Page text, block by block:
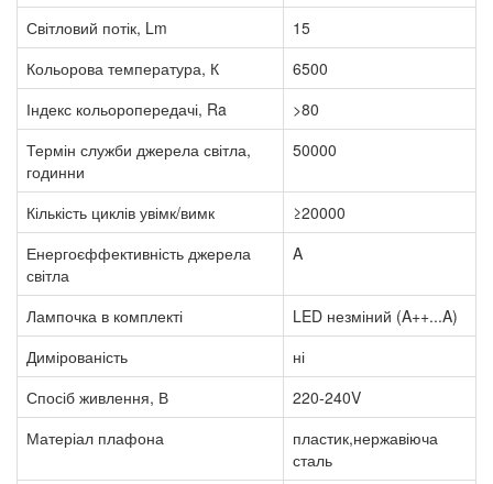
Світловий потік, Lm
15
Кольорова температура, К
6500
Індекс кольоропередачі, Ra
>80
Термін служби джерела світла,
годинни
50000
Кількість циклів увімк/вимк
≥20000
Енергоєффективність джерела
світла
A
Лампочка в комплекті
LED незміний (A++...A)
Димірованість
ні
Спосіб живлення, В
220-240V
Матеріал плафона
пластик,нержавіюча
сталь